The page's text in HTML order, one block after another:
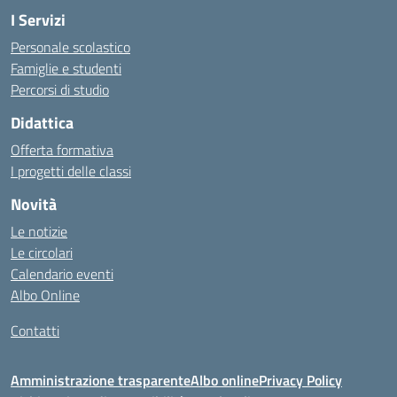
I Servizi
Personale scolastico
Famiglie e studenti
Percorsi di studio
Didattica
Offerta formativa
I progetti delle classi
Novità
Le notizie
Le circolari
Calendario eventi
Albo Online
Contatti
Amministrazione trasparenteAlbo onlinePrivacy Policy